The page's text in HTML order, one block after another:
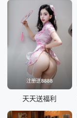
注册送8888
天天送福利